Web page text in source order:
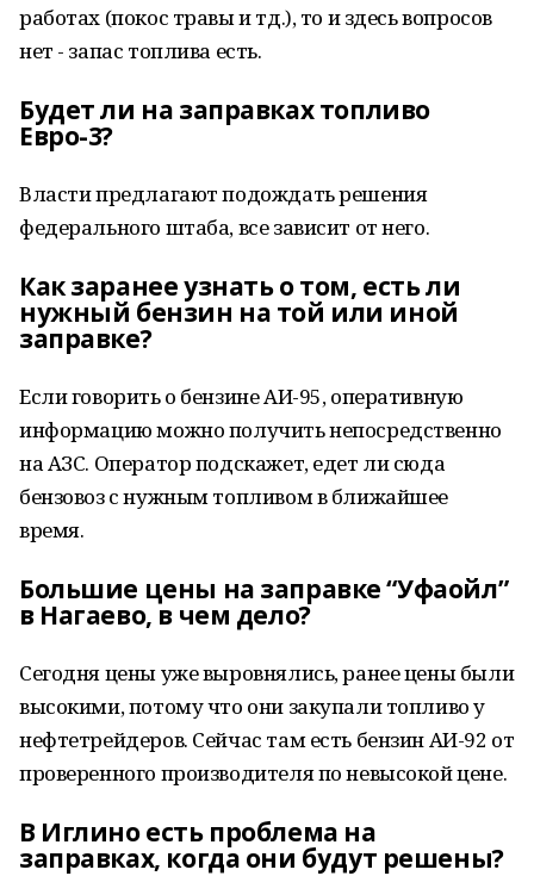
работах (покос травы и тд.), то и здесь вопросов
нет - запас топлива есть.
Будет ли на заправках топливо
Евро-3?
Власти предлагают подождать решения
федерального штаба, все зависит от него.
Как заранее узнать о том, есть ли
нужный бензин на той или иной
заправке?
Если говорить о бензине АИ-95, оперативную
информацию можно получить непосредственно
на АЗС. Оператор подскажет, едет ли сюда
бензовоз с нужным топливом в ближайшее
время.
Большие цены на заправке “Уфаойл”
в Нагаево, в чем дело?
Сегодня цены уже выровнялись, ранее цены были
высокими, потому что они закупали топливо у
нефтетрейдеров. Сейчас там есть бензин АИ-92 от
проверенного производителя по невысокой цене.
В Иглино есть проблема на
заправках, когда они будут решены?